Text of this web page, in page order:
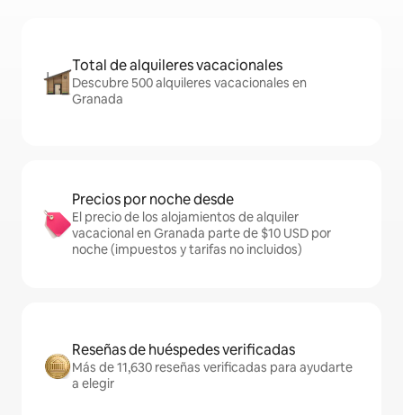
Total de alquileres vacacionales
Descubre 500 alquileres vacacionales en
Granada
Precios por noche desde
El precio de los alojamientos de alquiler
vacacional en Granada parte de $10 USD por
noche (impuestos y tarifas no incluidos)
Reseñas de huéspedes verificadas
Más de 11,630 reseñas verificadas para ayudarte
a elegir